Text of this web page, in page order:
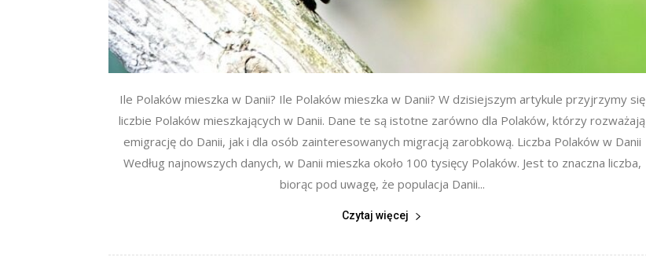
Ile Polaków mieszka w Danii? Ile Polaków mieszka w Danii? W dzisiejszym artykule przyjrzymy się
liczbie Polaków mieszkających w Danii. Dane te są istotne zarówno dla Polaków, którzy rozważają
emigrację do Danii, jak i dla osób zainteresowanych migracją zarobkową. Liczba Polaków w Danii
Według najnowszych danych, w Danii mieszka około 100 tysięcy Polaków. Jest to znaczna liczba,
biorąc pod uwagę, że populacja Danii...
Czytaj więcej